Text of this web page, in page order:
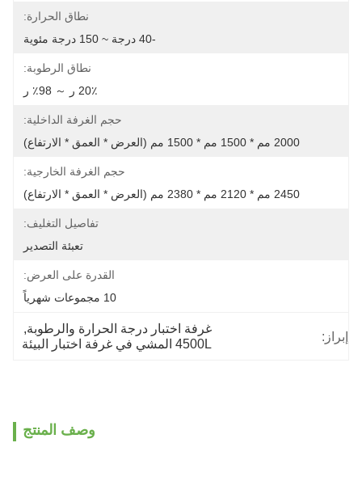
نطاق الحرارة:
نطاق الرطوبة:
20٪ ر ～ 98٪ ر
حجم الغرفة الداخلية:
2000 مم * 1500 مم * 1500 مم (العرض * العمق * الارتفاع)
حجم الغرفة الخارجية:
2450 مم * 2120 مم * 2380 مم (العرض * العمق * الارتفاع)
تفاصيل التغليف:
تعبئة التصدير
القدرة على العرض:
10 مجموعات شهرياً
إبراز:
غرفة اختبار درجة الحرارة والرطوبة,
4500L المشي في غرفة اختبار البيئة
وصف المنتج